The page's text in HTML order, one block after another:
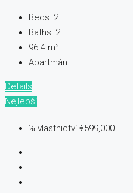
Beds: 2
Baths: 2
96.4 m²
Apartmán
Details
Nejlepší
⅛ vlastnictví€599,000